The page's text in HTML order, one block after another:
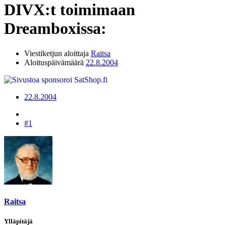
DIVX:t toimimaan
Dreamboxissa:
Viestiketjun aloittaja Raitsa
Aloituspäivämäärä 22.8.2004
22.8.2004
#1
Raitsa
Ylläpitäjä